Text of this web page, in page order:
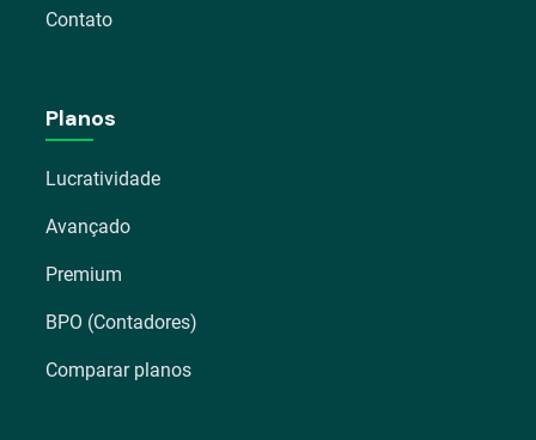
Contato
Planos
Lucratividade
Avançado
Premium
BPO (Contadores)
Comparar planos